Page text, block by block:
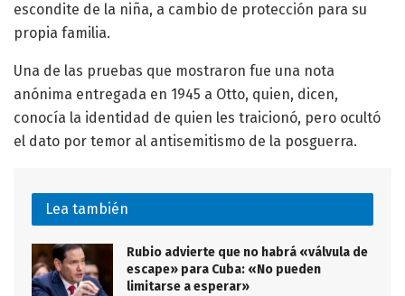
escondite de la niña, a cambio de protección para su
propia familia.
Una de las pruebas que mostraron fue una nota
anónima entregada en 1945 a Otto, quien, dicen,
conocía la identidad de quien les traicionó, pero ocultó
el dato por temor al antisemitismo de la posguerra.
Lea también
Rubio advierte que no habrá «válvula de
escape» para Cuba: «No pueden
limitarse a esperar»